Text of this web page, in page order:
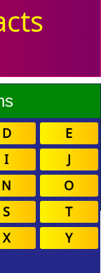
D
E
I
J
N
O
S
T
X
Y